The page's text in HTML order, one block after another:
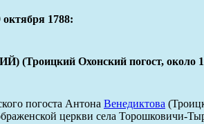
1788:
Охонский погост, около
погоста Антона Венедиктова
церкви села Торошковичи-